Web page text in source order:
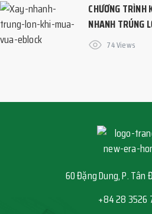
CHƯƠNG TRÌNH
NHANH TRÚNG
74 Views
60 Đặng Dung, P. Tân
+84 28 3526